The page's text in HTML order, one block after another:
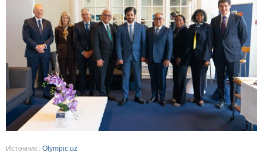
Источник : Olympic.uz